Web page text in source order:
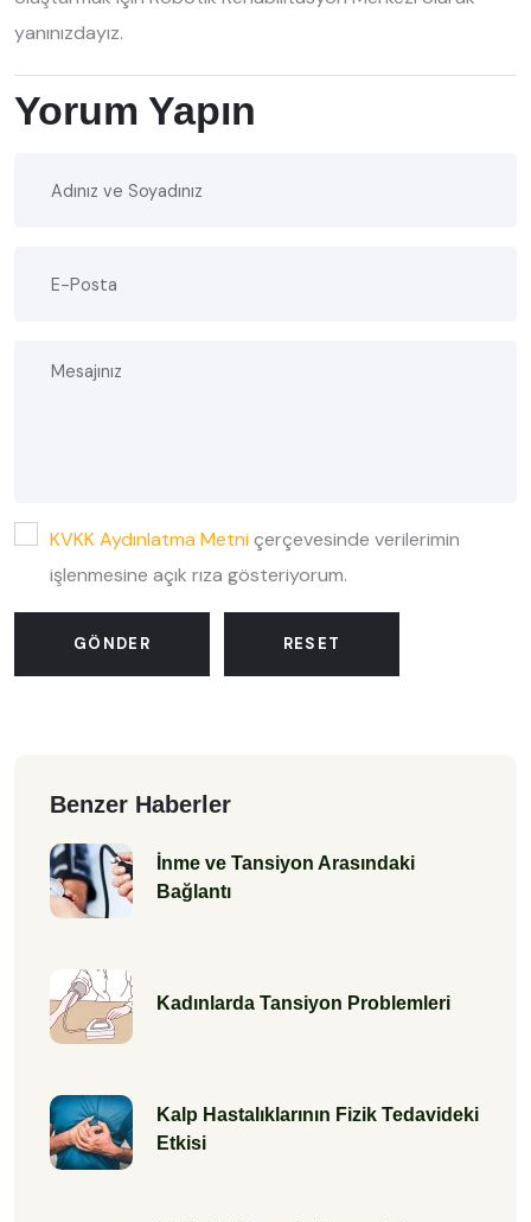
yanınızdayız.
Yorum Yapın
KVKK Aydınlatma Metni çerçevesinde verilerimin
işlenmesine açık rıza gösteriyorum.
GÖNDER RESET
Benzer Haberler
İnme ve Tansiyon Arasındaki
Bağlantı
Kadınlarda Tansiyon Problemleri
Kalp Hastalıklarının Fizik Tedavideki
Etkisi